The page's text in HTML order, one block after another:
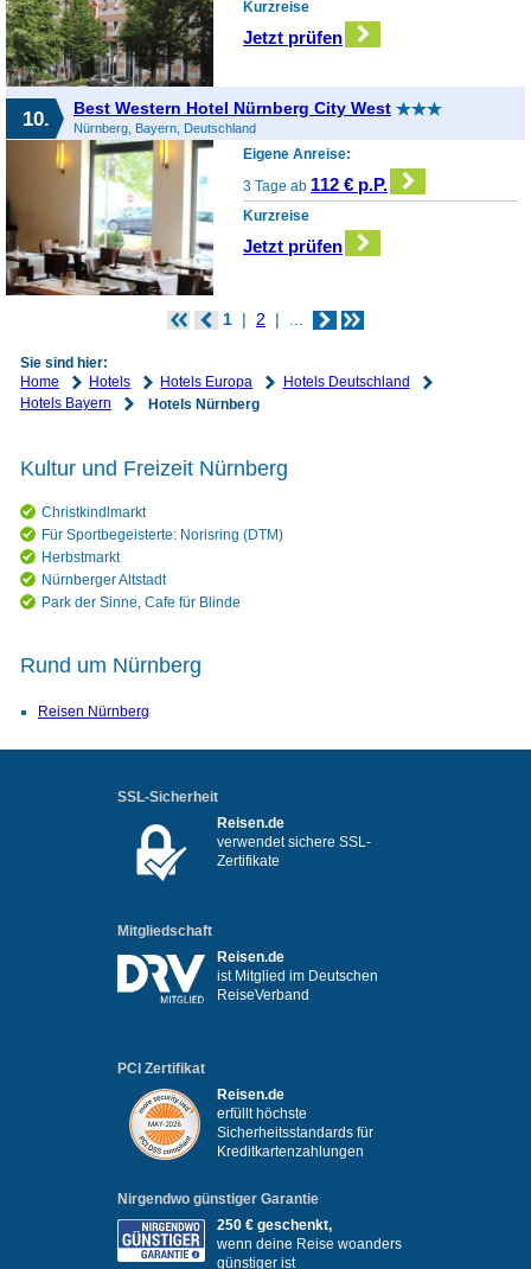
Kurzreise
Jetzt prüfen
10. Best Western Hotel Nürnberg City West
Nürnberg, Bayern, Deutschland
Eigene Anreise:
3 Tage ab 112 € p.P.
Kurzreise
Jetzt prüfen
1 2 ...
Sie sind hier:
Home
Hotels Hotels Europa
Hotels Deutschland
Hotels Bayern
Hotels Nürnberg
Kultur und Freizeit Nürnberg
Christkindlmarkt
Für Sportbegeisterte: Norisring (DTM)
Herbstmarkt
Nürnberger Altstadt
Park der Sinne, Cafe für Blinde
Rund um Nürnberg
Reisen Nürnberg
SSL-Sicherheit
Reisen.de
verwendet sichere SSL-
Zertifikate
Mitgliedschaft
Reisen.de
ist Mitglied im Deutschen
ReiseVerband
PCI Zertifikat
Reisen.de
erfüllt höchste
Sicherheitsstandards für
Kreditkartenzahlungen
Nirgendwo günstiger Garantie
250 € geschenkt,
wenn deine Reise woanders
günstiger ist